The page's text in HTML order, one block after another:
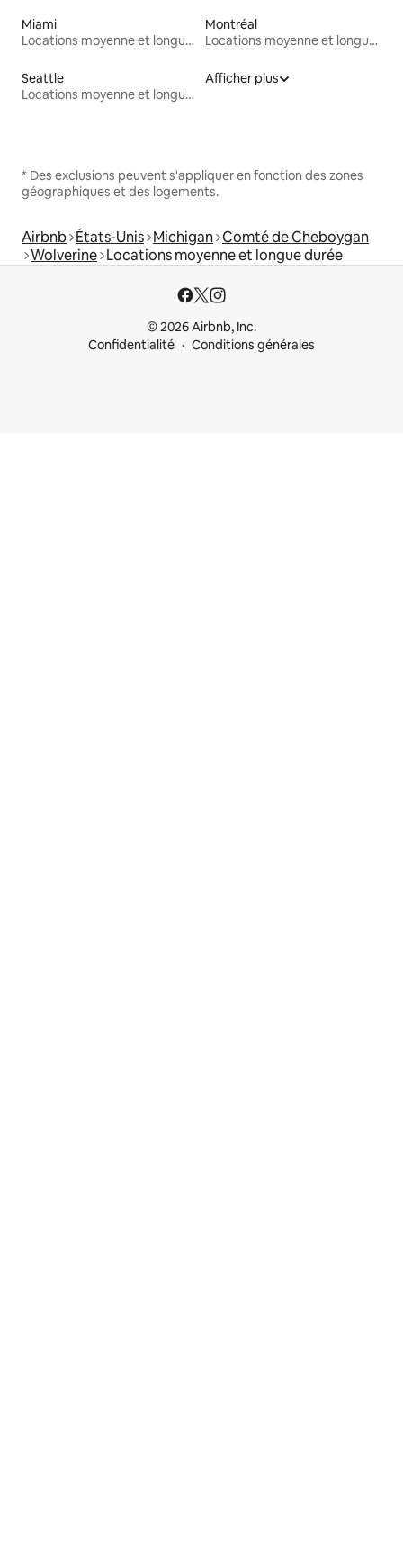
Miami
Locations moyenne et longue durée
Montréal
Locations moyenne et longue durée
Seattle
Locations moyenne et longue durée
Afficher plus
* Des exclusions peuvent s'appliquer en fonction des zones
géographiques et des logements.
Airbnb États-Unis Michigan Comté de Cheboygan
Wolverine Locations moyenne et longue durée
© 2026 Airbnb, Inc.
Confidentialité
Conditions générales